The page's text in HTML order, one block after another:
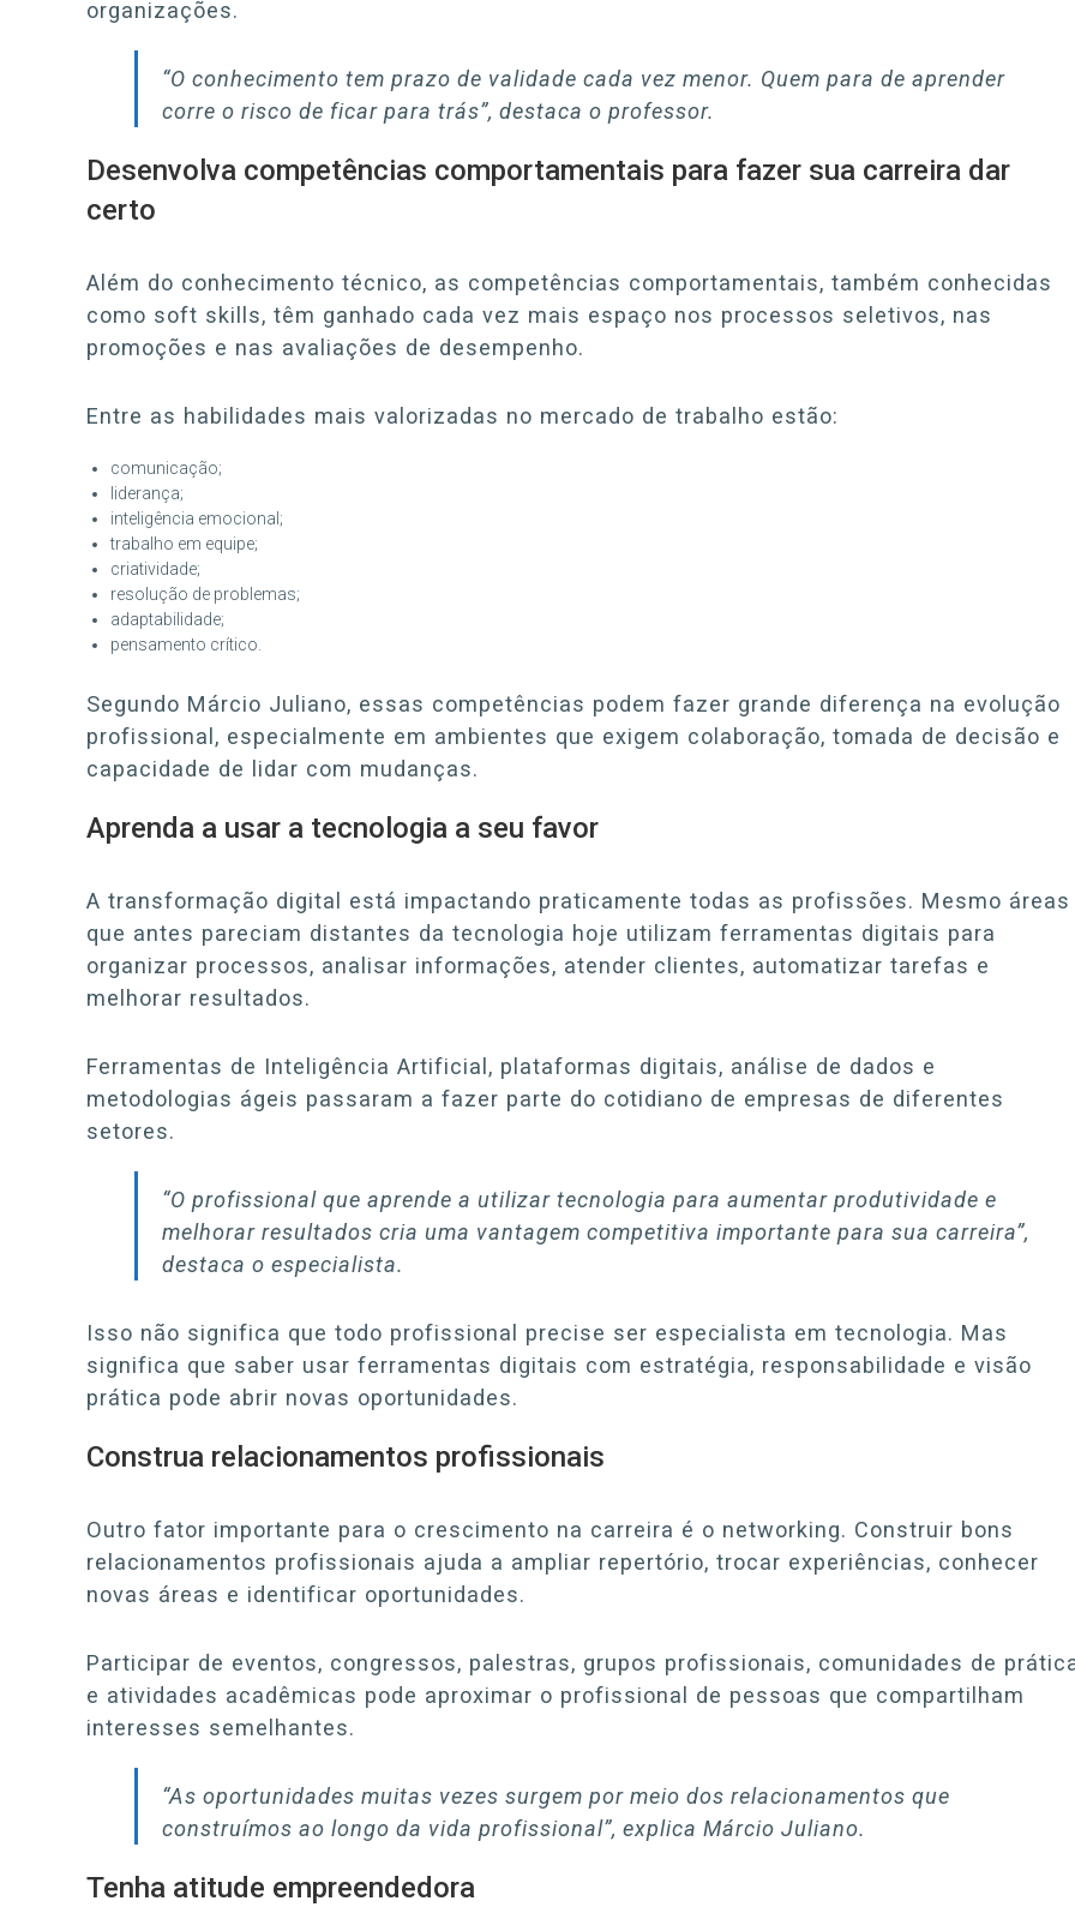
organizações.
“O conhecimento tem prazo de validade cada vez menor. Quem para de aprender
corre o risco de ficar para trás”, destaca o professor.
Desenvolva competências comportamentais para fazer sua carreira dar
certo
Além do conhecimento técnico, as competências comportamentais, também conhecidas
como soft skills, têm ganhado cada vez mais espaço nos processos seletivos, nas
promoções e nas avaliações de desempenho.
Entre as habilidades mais valorizadas no mercado de trabalho estão:
comunicação;
liderança;
inteligência emocional;
trabalho em equipe;
criatividade;
resolução de problemas;
adaptabilidade;
pensamento crítico.
Segundo Márcio Juliano, essas competências podem fazer grande diferença na evolução
profissional, especialmente em ambientes que exigem colaboração, tomada de decisão e
capacidade de lidar com mudanças.
Aprenda a usar a tecnologia a seu favor
A transformação digital está impactando praticamente todas as profissões. Mesmo áreas
que antes pareciam distantes da tecnologia hoje utilizam ferramentas digitais para
organizar processos, analisar informações, atender clientes, automatizar tarefas e
melhorar resultados.
Ferramentas de Inteligência Artificial, plataformas digitais, análise de dados e
metodologias ágeis passaram a fazer parte do cotidiano de empresas de diferentes
setores.
“O profissional que aprende a utilizar tecnologia para aumentar produtividade e
melhorar resultados cria uma vantagem competitiva importante para sua carreira”,
destaca o especialista.
Isso não significa que todo profissional precise ser especialista em tecnologia. Mas
significa que saber usar ferramentas digitais com estratégia, responsabilidade e visão
prática pode abrir novas oportunidades.
Construa relacionamentos profissionais
Outro fator importante para o crescimento na carreira é o networking. Construir bons
relacionamentos profissionais ajuda a ampliar repertório, trocar experiências, conhecer
novas áreas e identificar oportunidades.
Participar de eventos, congressos, palestras, grupos profissionais, comunidades de
e atividades acadêmicas pode aproximar o profissional de pessoas que compartilham
interesses semelhantes.
“As oportunidades muitas vezes surgem por meio dos relacionamentos que
construímos ao longo da vida profissional”, explica Márcio Juliano.
Tenha atitude empreendedora